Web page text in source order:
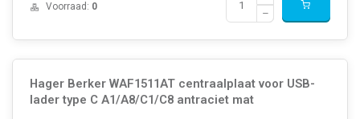
Voorraad: 0
Hager Berker WAF1511AT centraalplaat voor USB-
lader type C A1/A8/C1/C8 antraciet mat